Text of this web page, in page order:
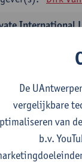
International
Marta
Writing
1E/
studiepunten
Anne
De
vergelijkbare
van
b.v.